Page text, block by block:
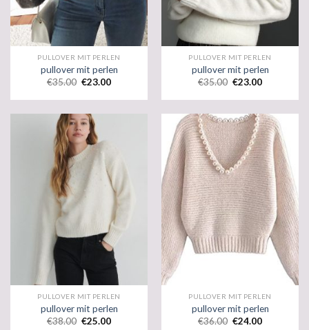
PULLOVER MIT PERLEN
pullover mit perlen
€35.00 €23.00
PULLOVER MIT PERLEN
pullover mit perlen
€35.00 €23.00
PULLOVER MIT PERLEN
pullover mit perlen
€38.00 €25.00
PULLOVER MIT PERLEN
pullover mit perlen
€36.00 €24.00